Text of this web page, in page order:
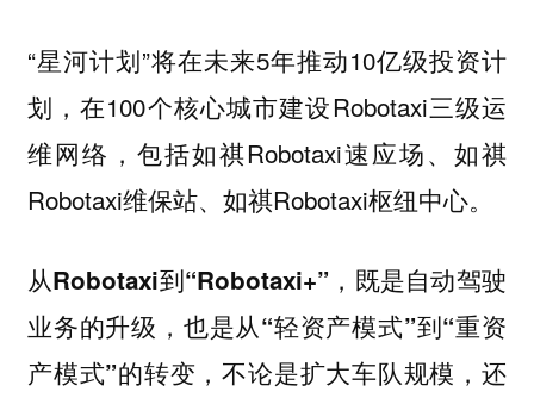
“星河计划”将在未来5年推动10亿级投资计
划，在100个核心城市建设Robotaxi三级运
维网络，包括如祺Robotaxi速应场、如祺
Robotaxi维保站、如祺Robotaxi枢纽中心。
从Robotaxi到“Robotaxi+”，既是自动驾驶
业务的升级，也是从“轻资产模式”到“重资
产模式”的转变，不论是扩大车队规模，还